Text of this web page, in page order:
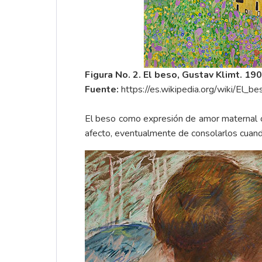
Figura No. 2. El beso, Gustav Klimt.
Fuente: https://es.wikipedia.org/wiki/
El beso como expresión de amor
afecto, eventualmente de consolarlos